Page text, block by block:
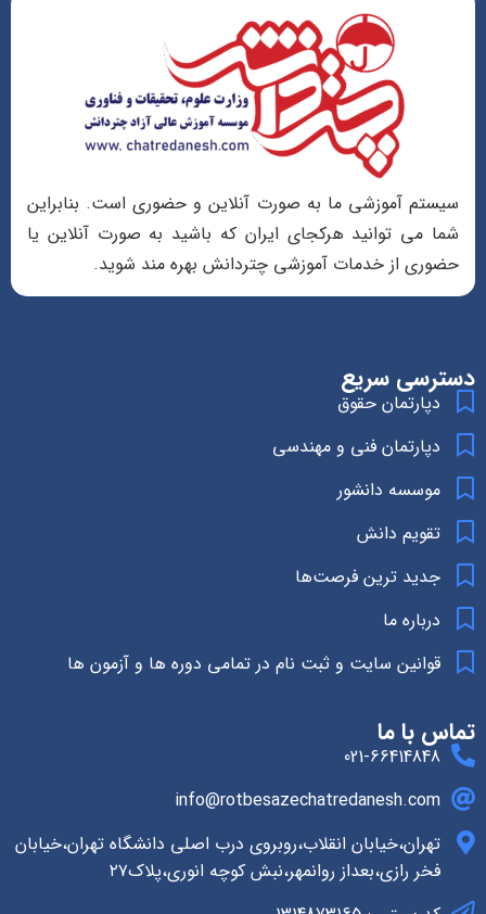
سیستم آموزشی ما به صورت آنلاین و حضوری است. بنابراین
شما می توانید هرکجای ایران که باشید به صورت آنلاین یا
حضوری از خدمات آموزشی چتردانش بهره مند شوید.
دسترسی سریع
دپارتمان حقوق
دپارتمان فنی و مهندسی
موسسه دانشور
تقویم دانش
جدید ترین فرصت‌ها
درباره ما
قوانین سایت و ثبت نام در تمامی دوره ها و آزمون ها
تماس با ما
021-66414848
info@rotbesazechatredanesh.com
تهران،خیابان انقلاب،روبروی درب اصلی دانشگاه تهران،خیابان
فخر رازی،بعداز روانمهر،نبش کوچه انوری،پلاک۲۷